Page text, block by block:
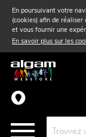
En poursuivant votre
(cookies) afin de
et vous fournir une
En savoir plus sur les
Vent&
Accessoires
Pièces